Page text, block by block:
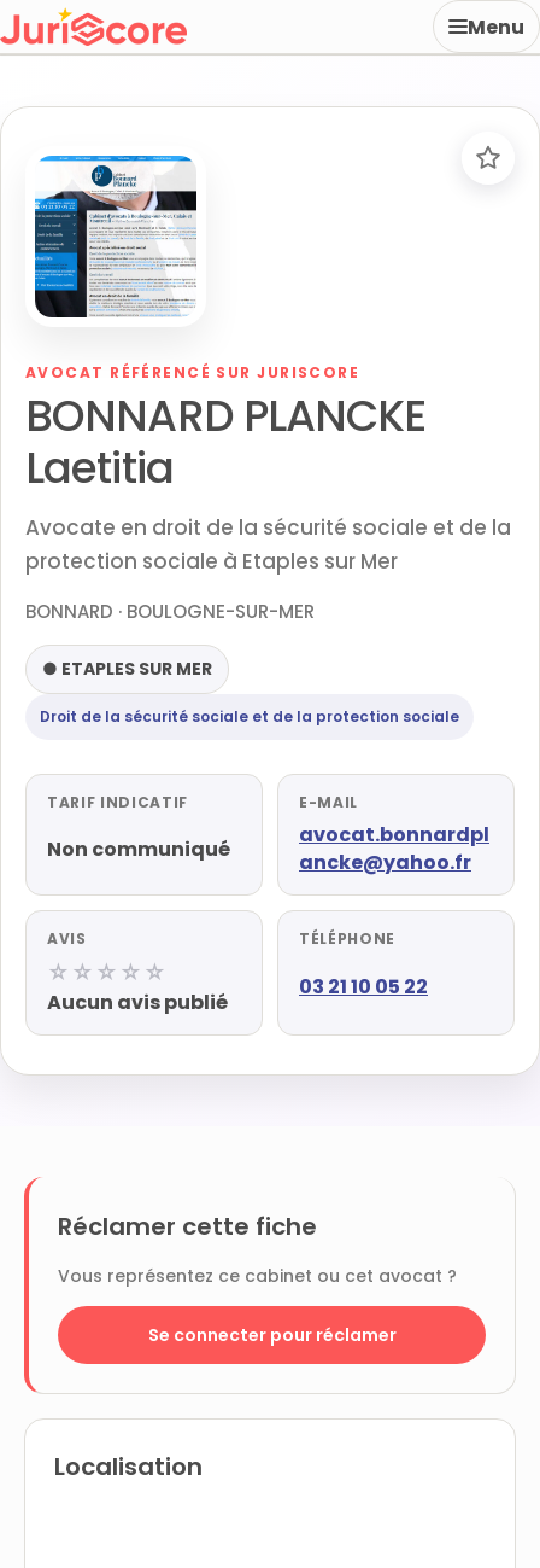
Menu
AVOCAT RÉFÉRENCÉ SUR JURISCORE
BONNARD PLANCKE
Laetitia
Avocate en droit de la sécurité sociale et de la
protection sociale à Etaples sur Mer
BONNARD · BOULOGNE-SUR-MER
● ETAPLES SUR MER
Droit de la sécurité sociale et de la protection sociale
TARIF INDICATIF
Non communiqué
E-MAIL
avocat.bonnardpl
ancke@yahoo.fr
AVIS
☆☆☆☆☆
Aucun avis publié
TÉLÉPHONE
03 21 10 05 22
Réclamer cette fiche
Vous représentez ce cabinet ou cet avocat ?
Se connecter pour réclamer
Localisation